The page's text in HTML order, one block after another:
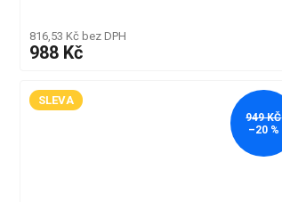
816,53 Kč bez DPH
988 Kč
SLEVA
949 KČ
–20 %